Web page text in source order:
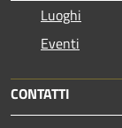
Luoghi
Eventi
CONTATTI